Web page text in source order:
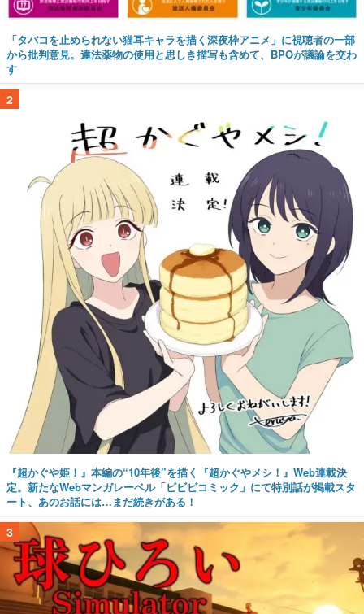
「タバコを止められない猫耳キャラを描く深夜枠アニメ」に視聴者の一部
から批判意見。違法薬物の使用と思しき描写も含めて、BPOが議論を交わ
す
2
『超かぐや姫！』本編の“10年後”を描く『超かぐやメシ！』Web連載決
定。新たなWebマンガレーベル「ビビビコミック」にて特別話が掲載スタ
ート、あのお話には…まだ続きがある！
3